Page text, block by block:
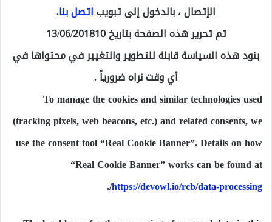
الإتصال ، بالدخول إلى تبويباتصل بنا.
تم تحرير هذه الصفحة بتاريخ 13/06/201810
بنود هذه السياسة قابلة للتطوير والتغيير في محتواها في
أي وقت نراه ضرورياً .
To manage the cookies and similar technologies used
(tracking pixels, web beacons, etc.) and related consents, we
use the consent tool “Real Cookie Banner”. Details on how
“Real Cookie Banner” works can be found at
https://devowl.io/rcb/data-processing/
.